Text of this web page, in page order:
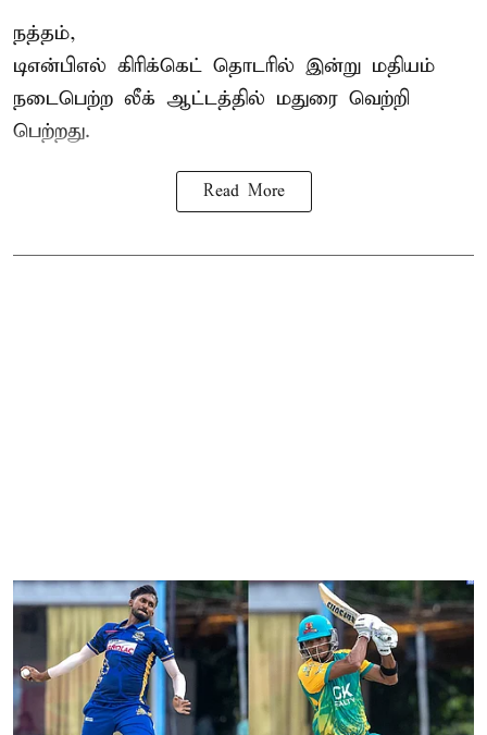
நத்தம்,
டிஎன்பிஎல் கிரிக்கெட் தொடரில் இன்று மதியம்
நடைபெற்ற லீக் ஆட்டத்தில் மதுரை வெற்றி
பெற்றது.
Read More